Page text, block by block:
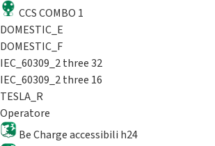
CCS COMBO 1
DOMESTIC_E
DOMESTIC_F
IEC_60309_2 three 32
IEC_60309_2 three 16
TESLA_R
Operatore
Be Charge accessibili h24